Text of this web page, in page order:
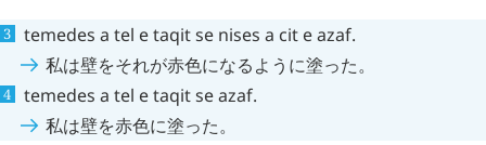
temedes a tel etaqitse nises a cit eazaf.
私は壁をそれが赤色になるように塗った。
temedes a tel etaqitseazaf.
私は壁を赤色に塗った。